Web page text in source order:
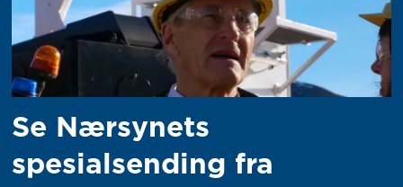
Se Nærsynets
spesialsending fra